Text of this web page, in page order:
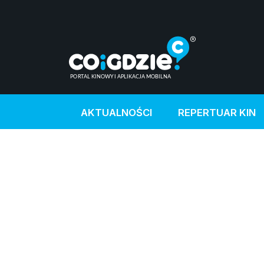
AKTUALNOŚCI REPERTUAR KIN